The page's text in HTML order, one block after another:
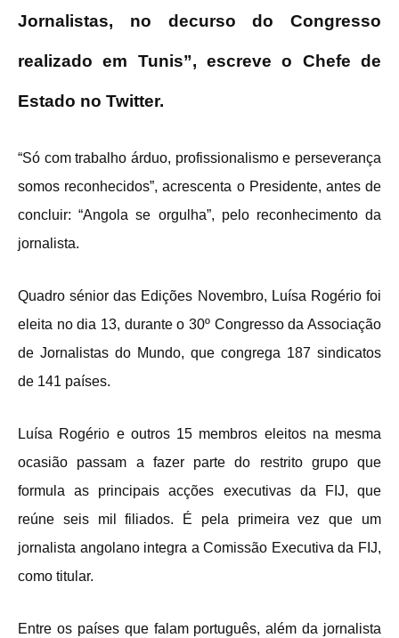
Jornalistas, no decurso do Congresso
realizado em Tunis”, escreve o Chefe de
Estado no Twitter.
“Só com trabalho árduo, profissionalismo e perseverança
somos reconhecidos”, acrescenta o Presidente, antes de
concluir: “Angola se orgulha”, pelo reconhecimento da
jornalista.
Quadro sénior das Edições Novembro, Luísa Rogério foi
eleita no dia 13, durante o 30º Congresso da Associação
de Jornalistas do Mundo, que congrega 187 sindicatos
de 141 países.
Luísa Rogério e outros 15 membros eleitos na mesma
ocasião passam a fazer parte do restrito grupo que
formula as principais acções executivas da FIJ, que
reúne seis mil filiados. É pela primeira vez que um
jornalista angolano integra a Comissão Executiva da FIJ,
como titular.
Entre os países que falam português, além da jornalista